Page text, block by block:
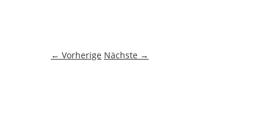
← Vorherige Nächste →